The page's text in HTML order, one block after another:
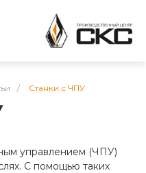
/ Станки с ЧПУ
управлением (ЧПУ)
С помощью таких